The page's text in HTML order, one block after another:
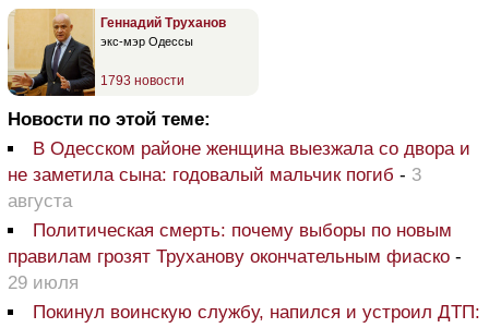
Геннадий Труханов
экс-мэр Одессы
1793 новости
Новости по этой теме:
В Одесском районе женщина выезжала со двора и
не заметила сына: годовалый мальчик погиб - 3
августа
Политическая смерть: почему выборы по новым
правилам грозят Труханову окончательным фиаско -
29 июля
Покинул воинскую службу, напился и устроил ДТП: